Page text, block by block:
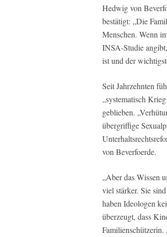
Hedwig von
bestätigt: „Die
Menschen. Wenn
INSA-Studie
ist und der
Seit Jahrzehnten
„systematisch
geblieben.
übergriffige
von Beverfoerde.
„Aber das Wissen
viel stärker. Sie
haben Ideologen
überzeugt, dass
Familienschützerin.